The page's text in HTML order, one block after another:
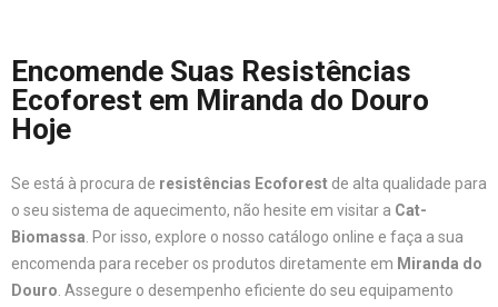
Encomende Suas Resistências
Ecoforest em Miranda do Douro
Hoje
Se está à procura de resistências Ecoforest de alta qualidade para
o seu sistema de aquecimento, não hesite em visitar a Cat-
Biomassa . Por isso, explore o nosso catálogo online e faça a sua
encomenda para receber os produtos diretamente em Miranda do
Douro . Assegure o desempenho eficiente do seu equipamento